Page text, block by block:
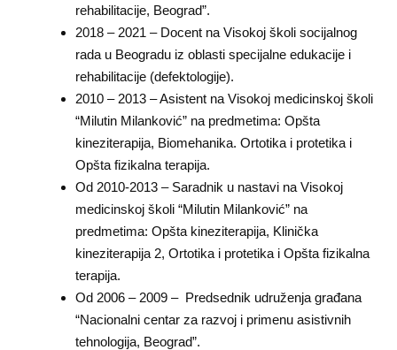
rehabilitacije, Beograd”.
2018 – 2021 – Docent na Visokoj školi socijalnog
rada u Beogradu iz oblasti specijalne edukacije i
rehabilitacije (defektologije).
2010 – 2013 – Asistent na Visokoj medicinskoj školi
“Milutin Milanković” na predmetima: Opšta
kineziterapija, Biomehanika. Ortotika i protetika i
Opšta fizikalna terapija.
Od 2010-2013 – Saradnik u nastavi na Visokoj
medicinskoj školi “Milutin Milanković” na
predmetima: Opšta kineziterapija, Klinička
kineziterapija 2, Ortotika i protetika i Opšta fizikalna
terapija.
Od 2006 – 2009 – Predsednik udruženja građana
“Nacionalni centar za razvoj i primenu asistivnih
tehnologija, Beograd”.